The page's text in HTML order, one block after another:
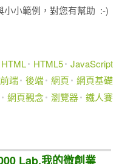
小小範例，對您有幫助 :-)
HTML HTML5 JavaScript
前端 後端 網頁
網頁基礎
網頁觀念 瀏覽器 鐵人賽
Lab.我的微創業